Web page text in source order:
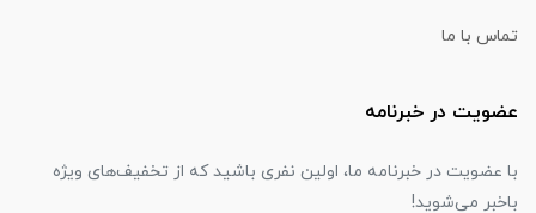
تماس با ما
عضویت در خبرنامه
با عضویت در خبرنامه ما، اولین نفری باشید که از تخفیف‌های ویژه
باخبر می‌شوید!